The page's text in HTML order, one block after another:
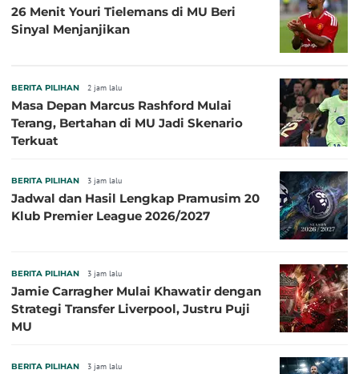
26 Menit Youri Tielemans di MU Beri
Sinyal Menjanjikan
BERITA PILIHAN 2 jam lalu
Masa Depan Marcus Rashford Mulai
Terang, Bertahan di MU Jadi Skenario
Terkuat
BERITA PILIHAN 3 jam lalu
Jadwal dan Hasil Lengkap Pramusim 20
Klub Premier League 2026/2027
BERITA PILIHAN 3 jam lalu
Jamie Carragher Mulai Khawatir dengan
Strategi Transfer Liverpool, Justru Puji
MU
BERITA PILIHAN 3 jam lalu